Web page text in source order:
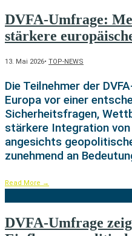
DVFA-Umfrage:
stärkere
13. Mai 2026• TOP-NEWS
Die Teilnehmer der
Europa vor einer
Sicherheitsfragen,
stärkere Integration
angesichts
zunehmend an
Read More →
DVFA-Umfrage